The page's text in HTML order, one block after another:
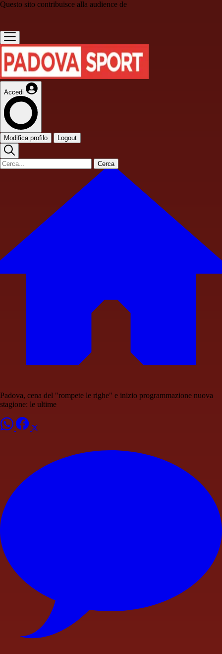
Questo sito contribuisce alla audience de
Accedi
Modifica profilo Logout
Cerca
Padova, cena del "rompete le righe" e inizio programmazione nuova
stagione: le ultime